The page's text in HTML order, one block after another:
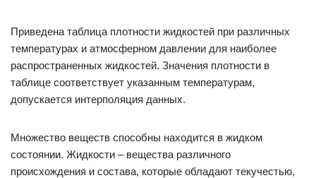
Приведена таблица плотности жидкостей при различных
температурах и атмосферном давлении для наиболее
распространенных жидкостей. Значения плотности в
таблице соответствует указанным температурам,
допускается интерполяция данных.
Множество веществ способны находится в жидком
состоянии. Жидкости – вещества различного
происхождения и состава, которые обладают текучестью,